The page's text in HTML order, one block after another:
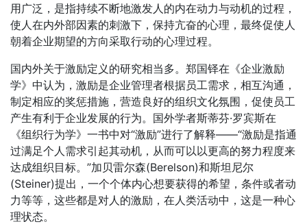
用广泛，是指持续不断地激发人的内在动力与动机的过程，
使人在内外部因素的刺激下，保持亢奋的心理，最终促使人
朝着企业期望的方向采取行动的心理过程。
国内外关于激励定义的研究相当多。郑国铎在《企业激励
学》中认为，激励是企业管理者根据员工需求，相互沟通，
制定相应的奖惩措施，营造良好的组织文化氛围，促使员工
产生有利于企业发展的行为。国外学者斯蒂芬·罗宾斯在
《组织行为学》一书中对“激励”进行了解释——“激励是指通
过满足个人需求引起其动机，从而可以以更高的努力程度来
达成组织目标。”加贝雷尔森(Berelson)和斯坦尼尔
(Steiner)提出，一个个体内心想要获得的希望，条件或者动
力等等，这些都是对人的激励，在人类活动中，这是一种心
理状态。